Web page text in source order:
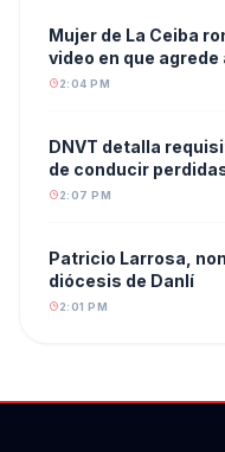
Mujer de La Ceiba
video en que agrede
2:04 PM
DNVT detalla
de conducir
2:07 PM
Patricio Larrosa,
diócesis de Danlí
2:01 PM